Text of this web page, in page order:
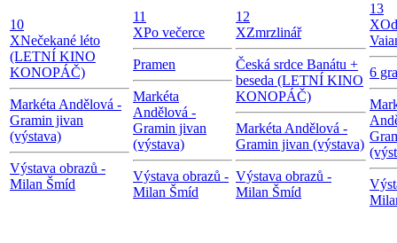
10
XNečekané léto
(LETNÍ KINO
KONOPÁČ)
Markéta Andělová -
Gramin jivan
(výstava)
Výstava obrazů -
Milan Šmíd
11
XPo večerce
Pramen
Markéta
Andělová -
Gramin jivan
(výstava)
Výstava obrazů -
Milan Šmíd
12
XZmrzlinář
Česká srdce Banátu +
beseda (LETNÍ KINO
KONOPÁČ)
Markéta Andělová -
Gramin jivan (výstava)
Výstava obrazů -
Milan Šmíd
13
X
6